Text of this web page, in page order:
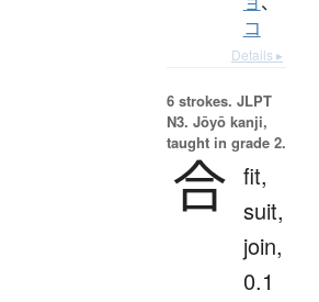
コ
Details ▸
6 strokes. JLPT
N3. Jōyō kanji,
taught in grade 2.
合 fit,
suit,
join,
0.1